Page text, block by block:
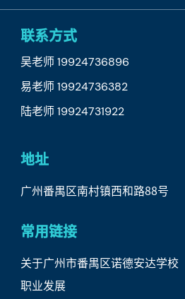
联系方式
吴老师 19924736896
易老师 19924736382
陆老师 19924731922
地址
广州番禺区南村镇西和路88号
常用链接
关于广州市番禺区诺德安达学校
职业发展